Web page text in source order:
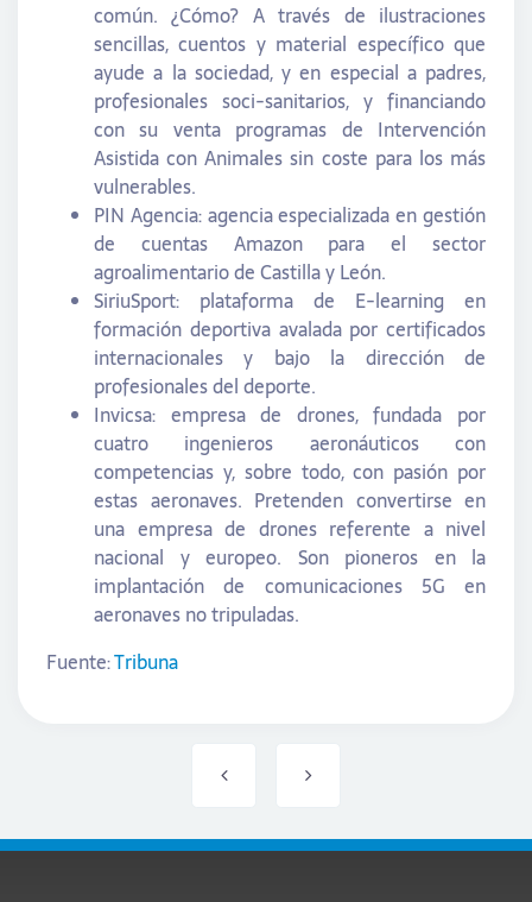
común. ¿Cómo? A través de ilustraciones
sencillas, cuentos y material específico que
ayude a la sociedad, y en especial a padres,
profesionales soci-sanitarios, y financiando
con su venta programas de Intervención
Asistida con Animales sin coste para los más
vulnerables.
PIN Agencia: agencia especializada en gestión
de cuentas Amazon para el sector
agroalimentario de Castilla y León.
SiriuSport: plataforma de E-learning en
formación deportiva avalada por certificados
internacionales y bajo la dirección de
profesionales del deporte.
Invicsa: empresa de drones, fundada por
cuatro ingenieros aeronáuticos con
competencias y, sobre todo, con pasión por
estas aeronaves. Pretenden convertirse en
una empresa de drones referente a nivel
nacional y europeo. Son pioneros en la
implantación de comunicaciones 5G en
aeronaves no tripuladas.
Fuente:Tribuna